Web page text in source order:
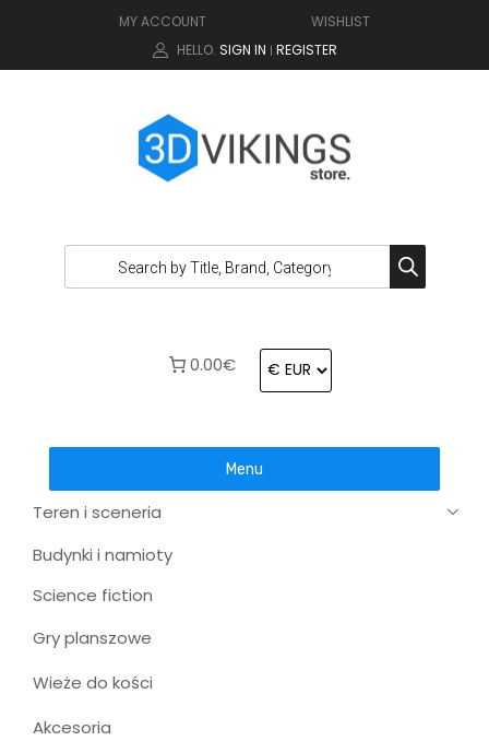
MY ACCOUNT
WISHLIST
HELLO. SIGN IN | REGISTER
0.00€
Menu
Teren i sceneria
Budynki i namioty
Science fiction
Gry planszowe
Wieże do kości
Akcesoria